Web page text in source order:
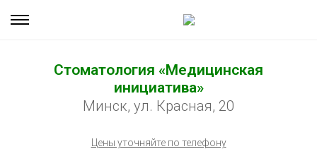
Стоматология «Медицинская
инициатива»
Минск, ул. Красная, 20
Цены уточняйте по телефону